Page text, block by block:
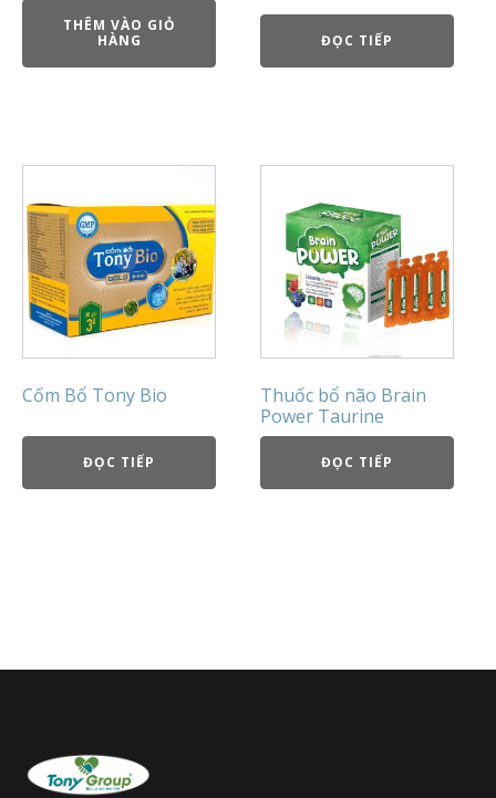
THÊM VÀO GIỎ
HÀNG
ĐỌC TIẾP
Cốm Bổ Tony Bio
ĐỌC TIẾP
Thuốc bổ não Brain
Power Taurine
ĐỌC TIẾP